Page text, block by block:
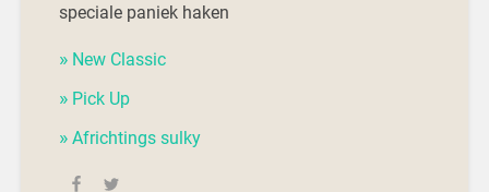
speciale paniek haken
New Classic
Pick Up
Africhtings sulky